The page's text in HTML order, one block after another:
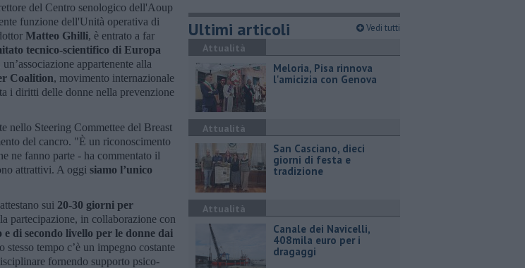
del Centro senologico dell'Aoup
funzione dell'Unità operativa di
Matteo Ghilli, è entrato a far
tecnico-scientifico di Europa
un’associazione appartenente alla
Coalition, movimento internazionale
i diritti delle donne nella prevenzione
nello Steering Commettee del Breast
del cancro. "È un riconoscimento
ne fanno parte - ha commentato il
attrattivi. A oggi siamo l’unico
sui 20-30 giorni per
partecipazione, in collaborazione con
di secondo livello per le donne dai
stesso tempo c’è un impegno costante
fornendo supporto psico-
Ultimi articoli Vedi tutti
Attualità
Meloria, Pisa rinnova
l'amicizia con Genova
Attualità
San Casciano, dieci
giorni di festa e
tradizione
Attualità
Canale dei Navicelli,
408mila euro per i
dragaggi